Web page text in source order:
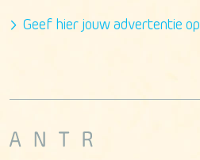
Geef hier jouw advertentie op